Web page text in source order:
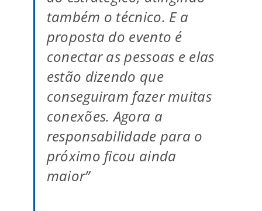
também o técnico. E a
proposta do evento é
conectar as pessoas e elas
estão dizendo que
conseguiram fazer muitas
conexões. Agora a
responsabilidade para o
próximo ficou ainda
maior”